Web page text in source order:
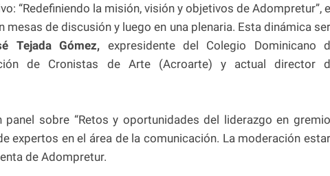
“Redefiniendo la misión, visión y objetivos de Adompretur”,
de discusión y luego en una plenaria. Esta dinámica
Tejada Gómez, expresidente del Colegio Dominicano
de Cronistas de Arte (Acroarte) y actual director
panel sobre “Retos y oportunidades del liderazgo en
expertos en el área de la comunicación. La moderación
de Adompretur.